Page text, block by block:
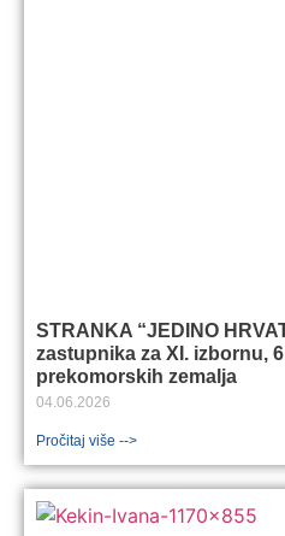
STRANKA “JEDINO
zastupnika za XI. izbornu,
prekomorskih zemalja
04.06.2026
Pročitaj više -->